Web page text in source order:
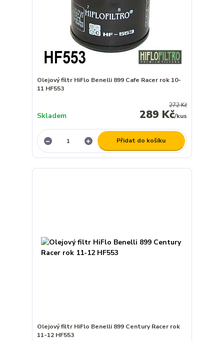
Olejový filtr HiFlo Benelli 899 Cafe Racer rok 10-
11 HF553
272 Kč
289 Kč/kus
Skladem
Přidat do košíku
Olejový filtr HiFlo Benelli 899 Century Racer rok
11-12 HF553